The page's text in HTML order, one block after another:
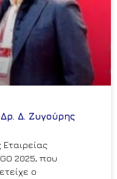
Δ. Ζυγούρης
2025, που
ο